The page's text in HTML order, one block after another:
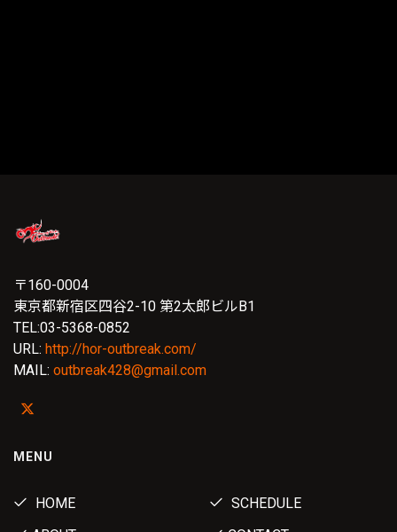
〒160-0004
東京都新宿区四谷2-10 第2太郎ビルB1
TEL:03-5368-0852
URL: http://hor-outbreak.com/
MAIL: outbreak428@gmail.com
MENU
HOME
SCHEDULE